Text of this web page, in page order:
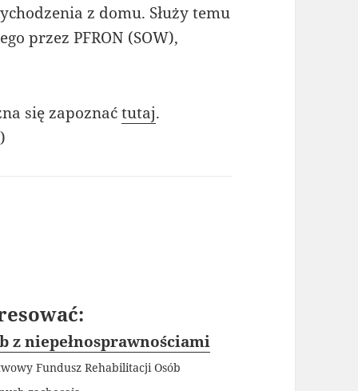
z domu. Służy temu
przez PFRON (SOW),
się zapoznaćtutaj.
z niepełnosprawnościami
Fundusz Rehabilitacji Osób